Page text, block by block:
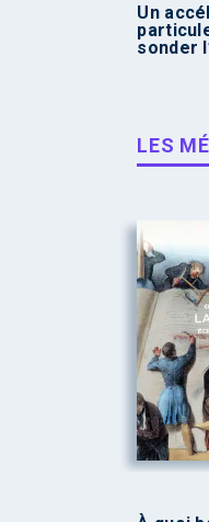
Un
sonder
LES